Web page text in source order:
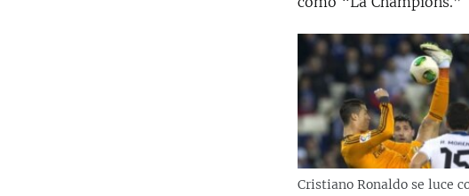
Cristiano Ronaldo se luce